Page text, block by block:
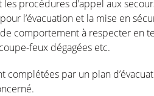
les procédures d’appel aux
l’évacuation et la mise en
de comportement à respecter en
feux dégagées etc.
complétées par un plan